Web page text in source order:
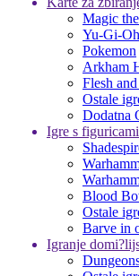
Magic
Yu-Gi-Oh
Pokemon
Arkham
Flesh
Ostale
Dodatna
Igre s figuricami
Blood
Ostale
Barve in
Igranje